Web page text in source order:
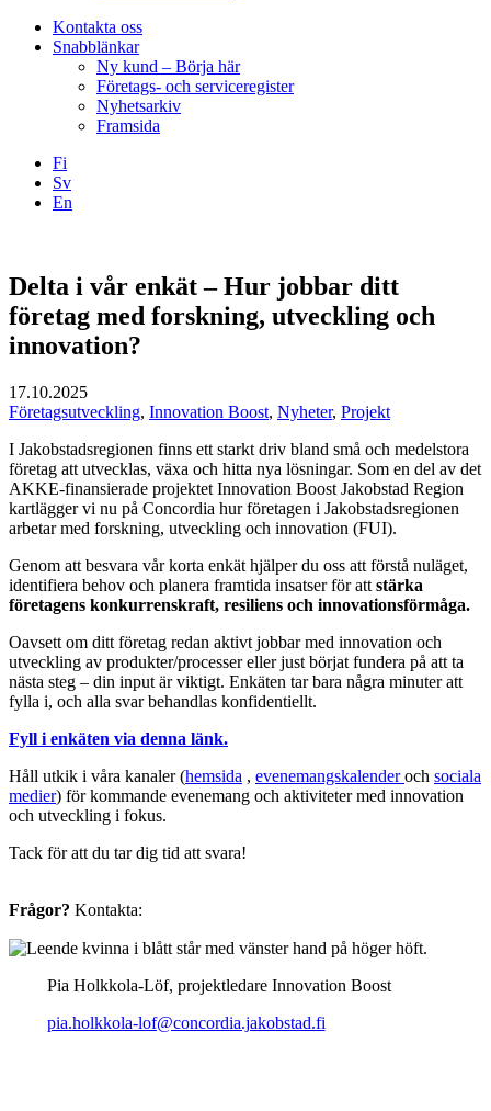
Kontakta oss
Snabblänkar
Ny kund – Börja här
Företags- och serviceregister
Nyhetsarkiv
Framsida
Fi
Sv
En
Delta i vår enkät – Hur jobbar ditt
företag med forskning, utveckling och
innovation?
17.10.2025
Företagsutveckling, Innovation Boost, Nyheter, Projekt
I Jakobstadsregionen finns ett starkt driv bland små och medelstora
företag att utvecklas, växa och hitta nya lösningar. Som en del av det
AKKE-finansierade projektet Innovation Boost Jakobstad Region
kartlägger vi nu på Concordia hur företagen i Jakobstadsregionen
arbetar med forskning, utveckling och innovation (FUI).
Genom att besvara vår korta enkät hjälper du oss att förstå nuläget,
identifiera behov och planera framtida insatser för att stärka
företagens konkurrenskraft, resiliens och innovationsförmåga.
Oavsett om ditt företag redan aktivt jobbar med innovation och
utveckling av produkter/processer eller just börjat fundera på att ta
nästa steg – din input är viktigt. Enkäten tar bara några minuter att
fylla i, och alla svar behandlas konfidentiellt.
Fyll i enkäten via denna länk.
Håll utkik i våra kanaler (hemsida , evenemangskalenderoch sociala
medier) för kommande evenemang och aktiviteter med innovation
och utveckling i fokus.
Tack för att du tar dig tid att svara!
Frågor? Kontakta:
Pia Holkkola-Löf, projektledare Innovation Boost
pia.holkkola-lof@concordia.jakobstad.fi